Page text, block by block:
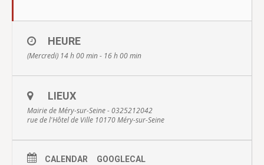
HEURE
(Mercredi) 14 h 00 min - 16 h 00 min
LIEUX
Mairie de Méry-sur-Seine - 0325212042
rue de l'Hôtel de Ville 10170 Méry-sur-Seine
CALENDAR GOOGLECAL